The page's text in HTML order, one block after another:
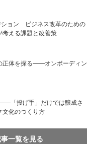
ション ビジネス改革のための
考える課題と改善策
正体を探る——オンボーディン
「投げ手」だけでは醸成さ
文化のつくり方
一覧を見る